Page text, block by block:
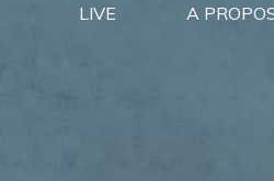
LIVE A